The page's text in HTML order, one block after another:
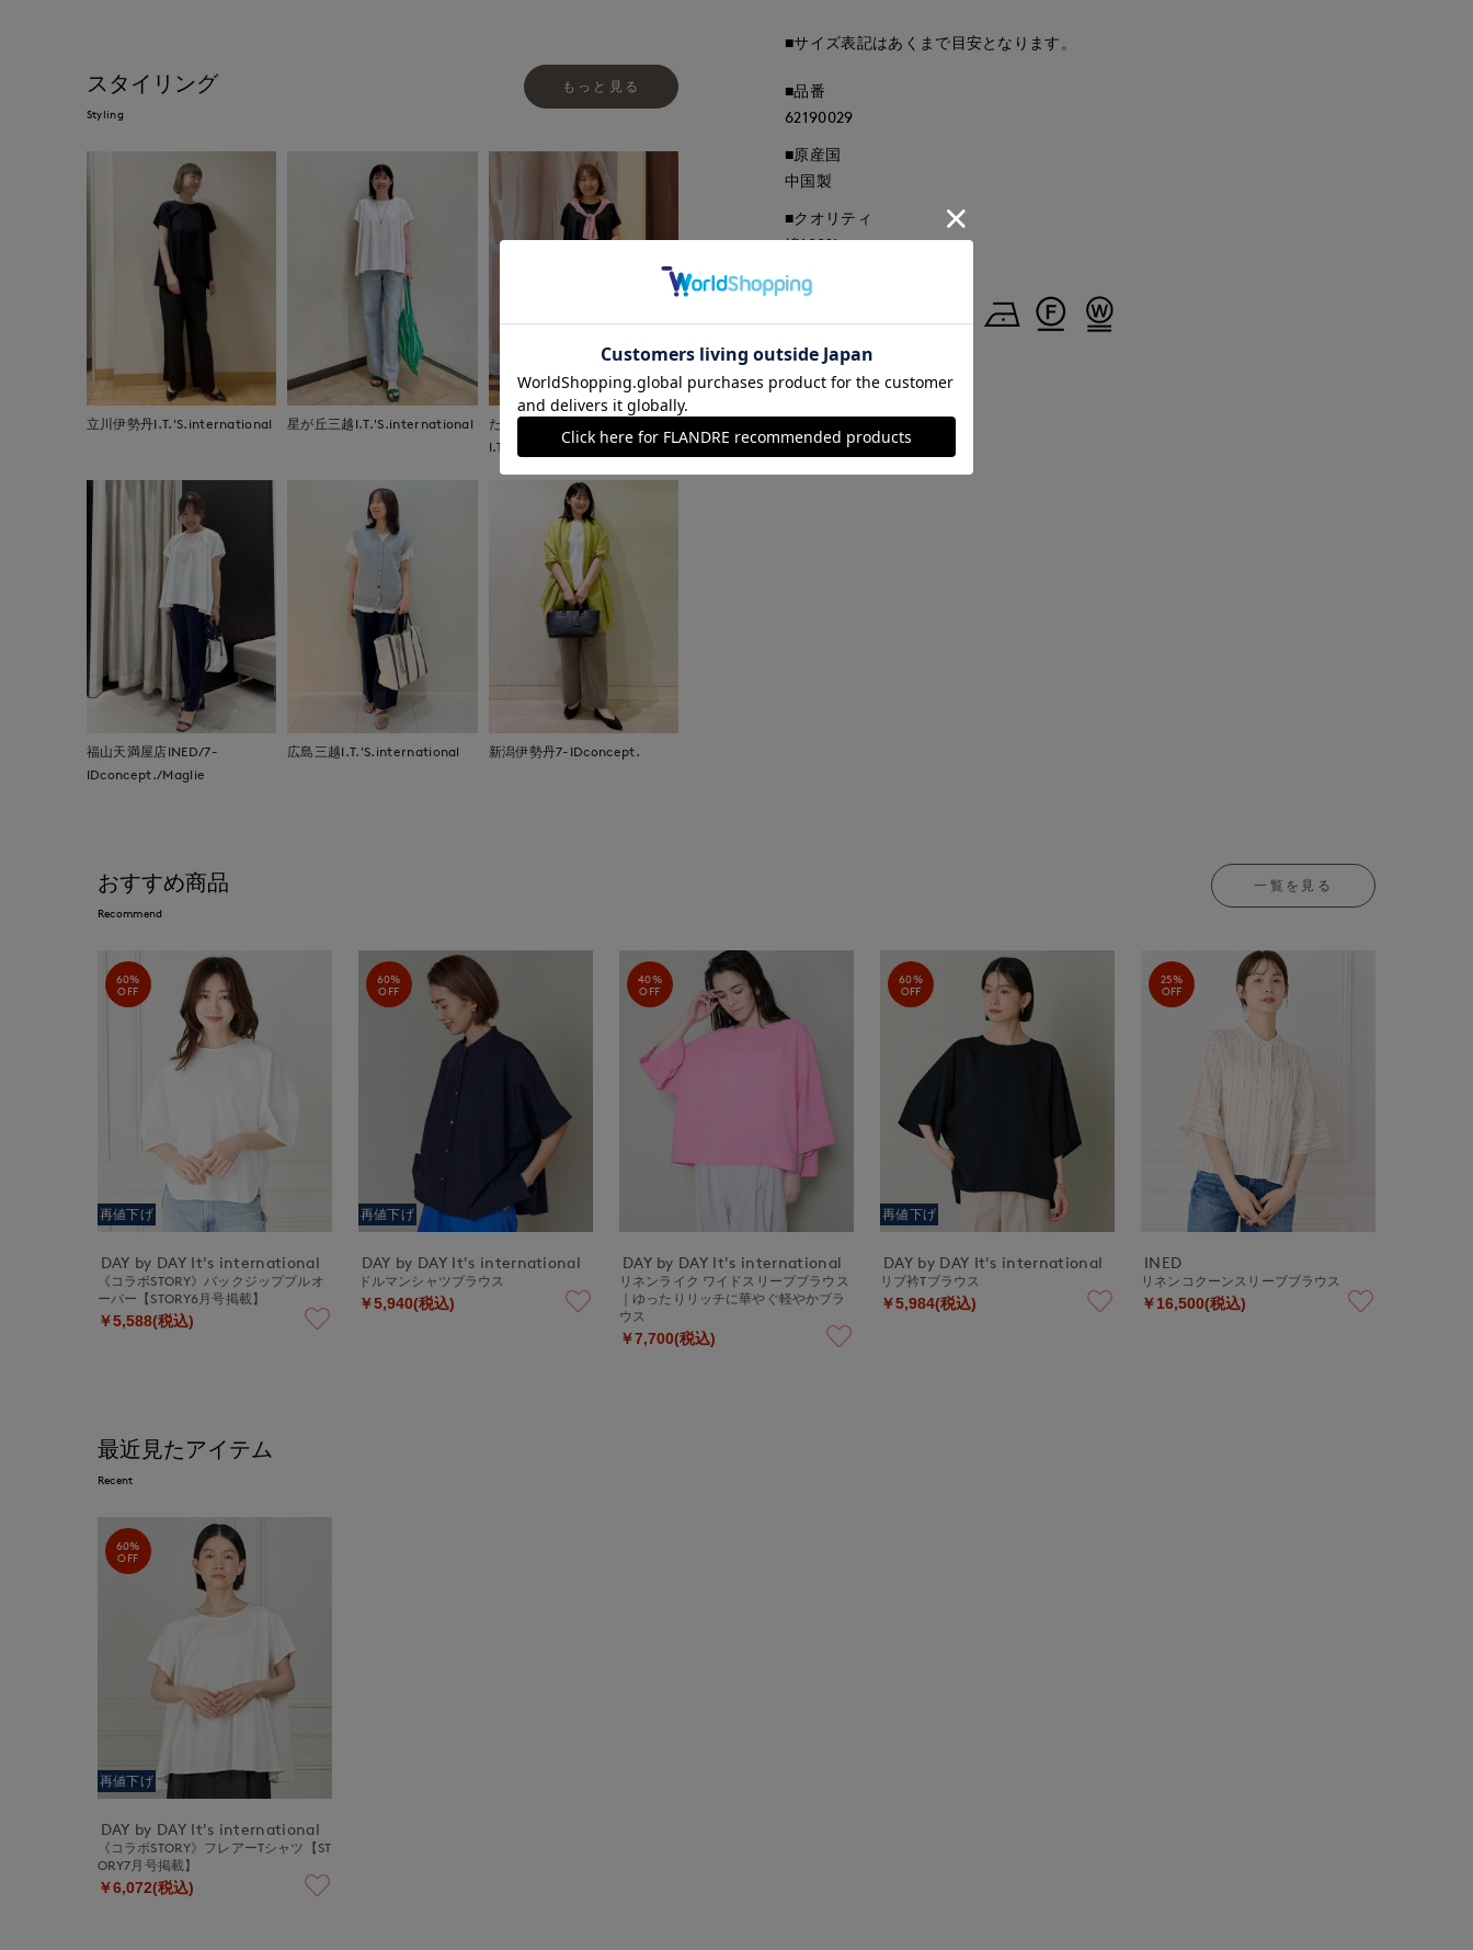
スタイリング
Styling
もっと見る
立川伊勢丹I.T.'S.international 星が丘三越I.T.'S.international
たまプラーザ東急
I.T.'S.international
福山天満屋店INED/7-
IDconcept./Maglie
広島三越I.T.'S.international 新潟伊勢丹7-IDconcept.
■サイズ表記はあくまで目安となります。
■品番
62190029
■原産国
中国製
■クオリティ
綿100%
■取扱い方法
取り扱いについて
おすすめ商品
Recommend
一覧を見る
60%
OFF
再値下げ
DAY by DAY It's international
《コラボSTORY》バックジッププルオ
ーバー【STORY6月号掲載】
￥5,588(税込)
60%
OFF
再値下げ
DAY by DAY It's international
ドルマンシャツブラウス
￥5,940(税込)
40%
OFF
DAY by DAY It's international
リネンライク ワイドスリーブブラウス
｜ゆったりリッチに華やぐ軽やかブラ
ウス
￥7,700(税込)
60%
OFF
再値下げ
DAY by DAY It's international
リブ衿Tブラウス
￥5,984(税込)
25%
OFF
INED
リネンコクーンスリーブブラウス
￥16,500(税込)
最近見たアイテム
Recent
60%
OFF
再値下げ
DAY by DAY It's international
《コラボSTORY》フレアーTシャツ【ST
ORY7月号掲載】
￥6,072(税込)